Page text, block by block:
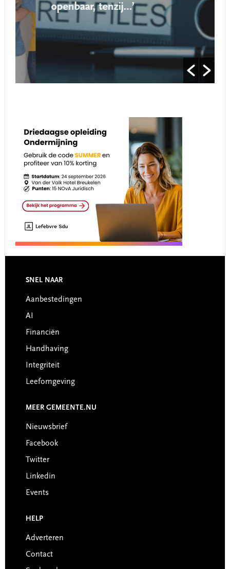
openbaar, tenzij…’
Footer
SNEL NAAR
Aanbestedingen
AI
Financiën
Handhaving
Integriteit
Leefomgeving
MEER GEMEENTE.NU
Nieuwsbrief
Facebook
Twitter
Linkedin
Events
HELP
Adverteren
Contact